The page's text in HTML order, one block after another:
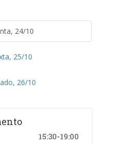
24/10
25/10
26/10
15:30-19:00